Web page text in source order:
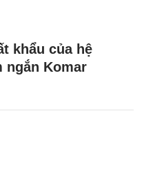
khẩu của hệ
ngắn Komar